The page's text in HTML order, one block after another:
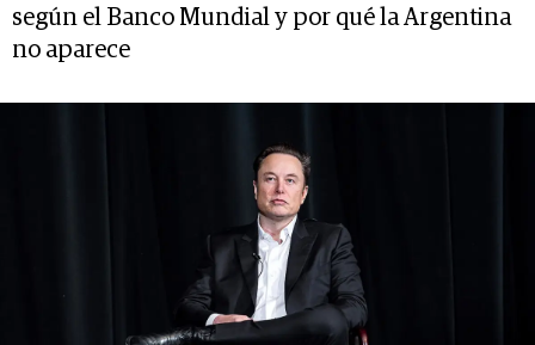
según el Banco Mundial y por qué la Argentina
no aparece